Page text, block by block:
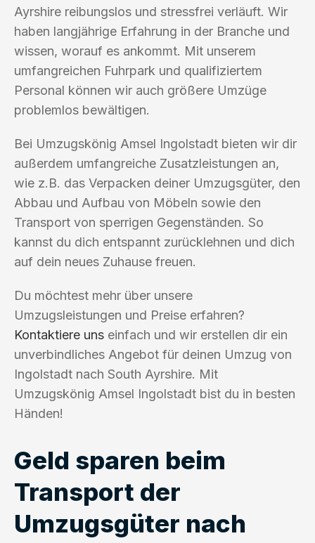
Ayrshire reibungslos und stressfrei verläuft. Wir
haben langjährige Erfahrung in der Branche und
wissen, worauf es ankommt. Mit unserem
umfangreichen Fuhrpark und qualifiziertem
Personal können wir auch größere Umzüge
problemlos bewältigen.
Bei Umzugskönig Amsel Ingolstadt bieten wir dir
außerdem umfangreiche Zusatzleistungen an,
wie z.B. das Verpacken deiner Umzugsgüter, den
Abbau und Aufbau von Möbeln sowie den
Transport von sperrigen Gegenständen. So
kannst du dich entspannt zurücklehnen und dich
auf dein neues Zuhause freuen.
Du möchtest mehr über unsere
Umzugsleistungen und Preise erfahren?
Kontaktiere uns einfach und wir erstellen dir ein
unverbindliches Angebot für deinen Umzug von
Ingolstadt nach South Ayrshire. Mit
Umzugskönig Amsel Ingolstadt bist du in besten
Händen!
Geld sparen beim
Transport der
Umzugsgüter nach